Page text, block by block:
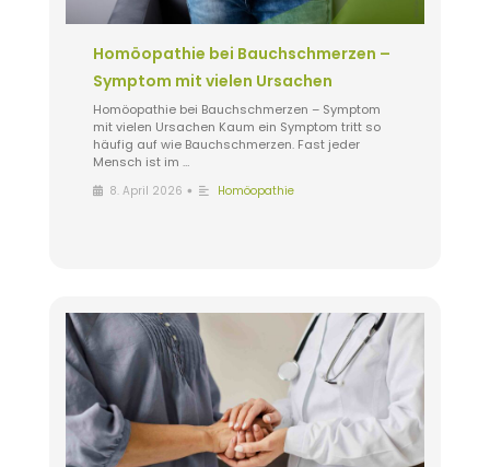
Homöopathie bei Bauchschmerzen –
Symptom mit vielen Ursachen
Homöopathie bei Bauchschmerzen – Symptom
mit vielen Ursachen Kaum ein Symptom tritt so
häufig auf wie Bauchschmerzen. Fast jeder
Mensch ist im …
8. April 2026 • Homöopathie